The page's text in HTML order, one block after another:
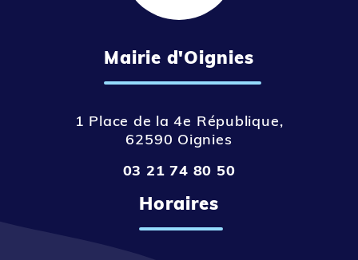
Mairie d'Oignies
1 Place de la 4e République,
62590 Oignies
03 21 74 80 50
Horaires